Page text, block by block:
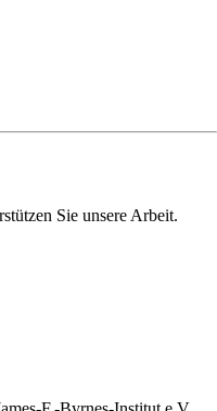
Sie unsere Arbeit.